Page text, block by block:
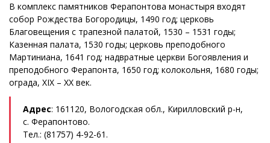
В комплекс памятников Ферапонтова монастыря входят
собор Рождества Богородицы, 1490 год; церковь
Благовещения с трапезной палатой, 1530 – 1531 годы;
Казенная палата, 1530 годы; церковь преподобного
Мартиниана, 1641 год; надвратные церкви Богоявления и
преподобного Ферапонта, 1650 год; колокольня, 1680 годы;
ограда, XIX – XX век.
Адрес: 161120, Вологодская обл., Кирилловский р-н,
с. Ферапонтово.
Тел.: (81757) 4-92-61.